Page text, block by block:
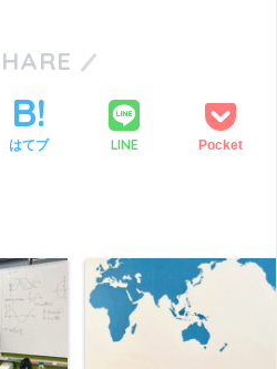
はてブ LINE Pocket